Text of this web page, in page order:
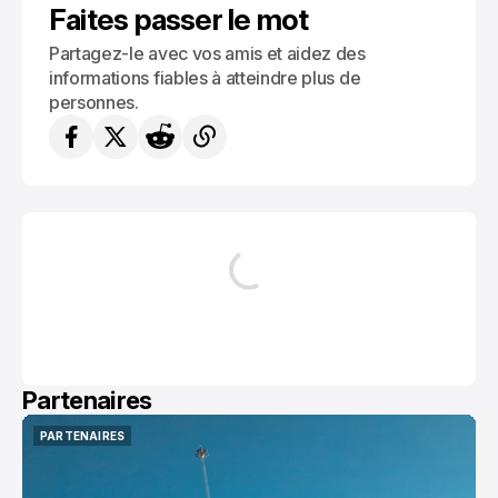
Faites passer le mot
Partagez-le avec vos amis et aidez des
informations fiables à atteindre plus de
personnes.
Partenaires
PARTENAIRES